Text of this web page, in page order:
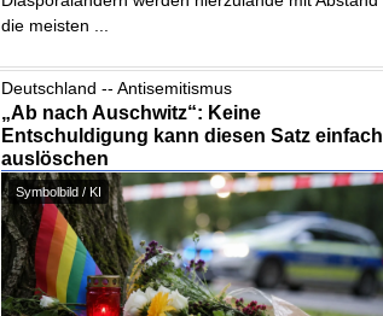
die meisten ...
Deutschland -- Antisemitismus
„Ab nach Auschwitz“: Keine
Entschuldigung kann diesen Satz einfach
auslöschen
Symbolbild / KI